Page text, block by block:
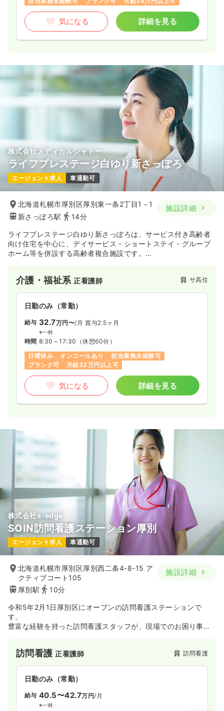
により、オンコール当番を月2～3回に減らすことができまし
た。これは訪問看護の業界においても、かなり少ない当番回数
ですが、今後も看護師が増えていくことで、オンコール当番の
回数はさらに減っていく予定です。
入居先までお伺いする必要があります。そのため、事業所から
訪問先までの距離が離れていると、それだけ事故に遭う確率が
上がり、往復するだけで多大な時間と体力を消費することにな
ります。
白ゆりでは、スタッフの長距離移動の負担を軽減する取り組み
として、事業所数を増やし、各事業所の受け持つエリアを狭く
することで、訪問先への移動距離が短くなるようにしていま
す。現在、札幌に7事業所、函館に3事業所を展開しています
が、今後さらに拠点拡大を行い、スタッフの移動の負担を軽減
する取り組みを行っていきます。
◆働きに見合った所得を実現
白ゆりでは、たくさん働いたスタッフには、それに見合った所
得を実現できる制度を構築しています。
オンコール手当、年2回の賞与、車両借り上げ手当、インセンテ
ィブ制度など、基本給与以外に受け取れる手当を充実させてい
ます。
オンコール手当は、対応の有無に関わらず所定の金額が支給さ
れ、インセンティブ制度は、入社7ヶ月目より、80時間以上の
稼働を達成した職員に対して1時間につき3,500円が支給される
など、勤務実態に見合った手当が支給される仕組みになってい
個々の頑張りが会社を作り、利用者様へのより一層の訪問看護
じた所得をしっかりと得ていただける環境づくりを行っていま
気になる 詳細を見る
株式会社メディカルシャトー
ライフプレステージ白ゆり新さっぽろ
エージェント求人 車通勤可
北海道札幌市厚別区厚別東一条2丁目1－1
新さっぽろ駅
14分
施設詳細
ライフプレステージ白ゆり新さっぽろは、サービス付き高齢者
向け住宅を中心に、デイサービス・ショートステイ・グループ
ホーム等を併設する高齢者複合施設です。
外部訪問はなく、施設内で利用者様に継続的に関わることがで
きる環境です。
介護・福祉系正看護師 サ高住
日勤のみ（常勤）
給与 32.7万円〜/月 賞与2.5ヶ月
※一例
時間 8:30～17:30 （休憩60分）
日曜休み
オンコールあり
担当業務未経験可
ブランク可
月給32万円以上可
気になる 詳細を見る
株式会社s-edge
SOIN訪問看護ステーション厚別
エージェント求人 車通勤可
北海道札幌市厚別区厚別西二条4-8-15 ア
クティブコート105
厚別駅
10分
施設詳細
令和5年2月1日厚別区にオープンの訪問看護ステーションで
す。
豊富な経験を持った訪問看護スタッフが、現場でのお困り事を
訪問看護正看護師 訪問看護
日勤のみ（常勤）
給与 40.5〜42.7万円/月
※一例